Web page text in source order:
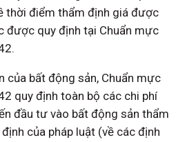
thời điểm thẩm định giá được
được quy định tại Chuẩn mực
của bất động sản, Chuẩn mực
quy định toàn bộ các chi phí
đầu tư vào bất động sản thẩm
của pháp luật (về các định